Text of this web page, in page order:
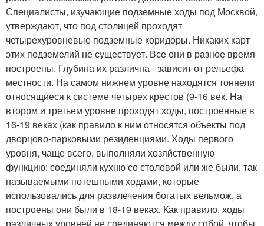
Специалисты, изучающие подземные ходы под Москвой,
утверждают, что под столицей проходят
четырехуровневые подземные коридоры. Никаких карт
этих подземелий не существует. Все они в разное время
построены. Глубина их различна - зависит от рельефа
местности. На самом нижнем уровне находятся тоннели
относящиеся к системе четырех крестов (9-16 век. На
втором и третьем уровне проходят ходы, построенные в
16-19 веках (как правило к ним относятся объекты под
дворцово-парковыми резиденциями. Ходы первого
уровня, чаще всего, выполняли хозяйственную
функцию: соединяли кухню со столовой или же были, так
называемыми потешными ходами, которые
использовались для развлечения богатых вельмож, а
построены они были в 18-19 веках. Как правило, ходы
различных уровней не соединяются между собой, чтобы